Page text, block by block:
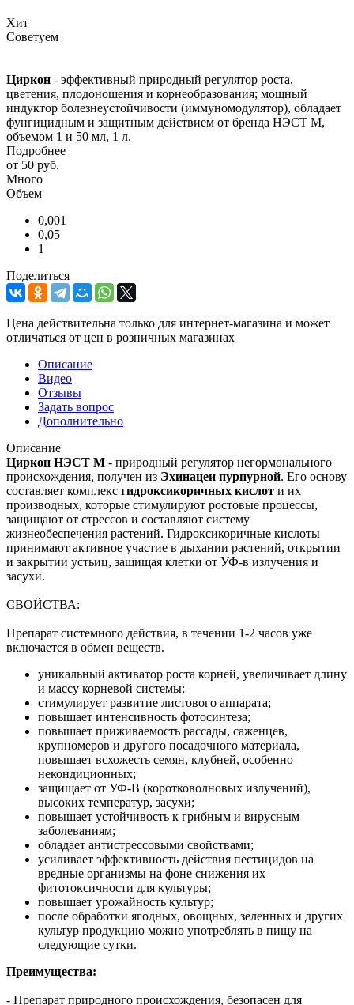
Хит
Советуем
Циркон - эффективный природный регулятор роста,
цветения, плодоношения и корнеобразования; мощный
индуктор болезнеустойчивости (иммуномодулятор), обладает
фунгицидным и защитным действием от бренда НЭСТ М,
объемом 1 и 50 мл, 1 л.
Подробнее
от 50 руб.
Много
Объем
0,001
0,05
1
Поделиться
Цена действительна только для интернет-магазина и может
отличаться от цен в розничных магазинах
Описание
Видео
Отзывы
Задать вопрос
Дополнительно
Описание
Циркон НЭСТ М - природный регулятор негормонального
происхождения, получен из Эхинацеи пурпурной. Его основу
составляет комплекс гидроксикоричных кислот и их
производных, которые стимулируют ростовые процессы,
защищают от стрессов и составляют систему
жизнеобеспечения растений. Гидроксикоричные кислоты
принимают активное участие в дыхании растений, открытии
и закрытии устьиц, защищая клетки от УФ-в излучения и
засухи.
СВОЙСТВА:
Препарат системного действия, в течении 1-2 часов уже
включается в обмен веществ.
уникальный активатор роста корней, увеличивает длину
и массу корневой системы;
стимулирует развитие листового аппарата;
повышает интенсивность фотосинтеза;
повышает приживаемость рассады, саженцев,
крупномеров и другого посадочного материала,
повышает всхожесть семян, клубней, особенно
некондиционных;
защищает от УФ-В (коротковолновых излучений),
высоких температур, засухи;
повышает устойчивость к грибным и вирусным
заболеваниям;
обладает антистрессовыми свойствами;
усиливает эффективность действия пестицидов на
вредные организмы на фоне снижения их
фитотоксичности для культуры;
повышает урожайность культур;
после обработки ягодных, овощных, зеленных и других
культур продукцию можно употреблять в пищу на
следующие сутки.
Преимущества:
- Препарат природного происхождения, безопасен для